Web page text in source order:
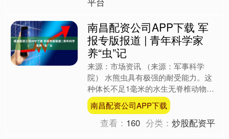
南昌配资公司APP下载 军
报专版报道 | 青年科学家
养“虫”记
来源：市场资讯 （来源：军事科学
院） 水熊虫具有极强的耐受能力。这
种体长不足1毫米的水生无脊椎动物，
能在极寒、极热、超强辐射甚至太空环
境中生存。 研究它，同样需....
南昌配资公司APP下载
查看： 160 分类：炒股配资平